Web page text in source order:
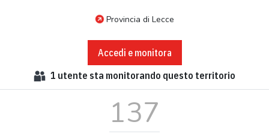
Provincia di Lecce
Accedi e monitora
1 utente sta monitorando questo territorio
137